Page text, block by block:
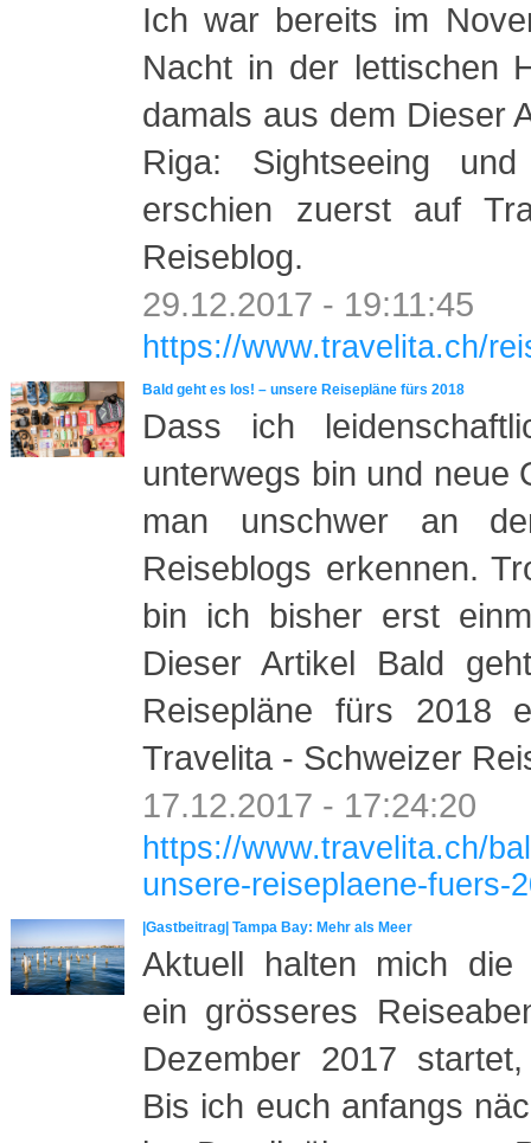
Ich war bereits im
Nacht in der lettischen
damals aus dem Dieser
Riga: Sightseeing
erschien zuerst auf
Reiseblog.
29.12.2017 - 19:11:45
https://www.travelita.ch/
Bald geht es los! – unsere Reisepläne fürs 2018
Dass ich
unterwegs bin und neue
man unschwer an
Reiseblogs erkennen.
bin ich bisher erst
Dieser Artikel Bald
Reisepläne fürs 2018
Travelita - Schweizer
17.12.2017 - 17:24:20
https://www.travelita.ch/
unsere-reiseplaene-fuers-
|Gastbeitrag| Tampa Bay: Mehr als Meer
Aktuell halten mich die
ein grösseres
Dezember 2017
Bis ich euch anfangs